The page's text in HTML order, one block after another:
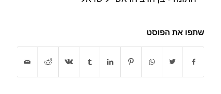
שתפו את הפוסט